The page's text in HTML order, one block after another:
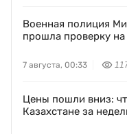
Военная полиция
прошла проверку
7 августа, 00:33
Цены пошли вниз:
Казахстане за